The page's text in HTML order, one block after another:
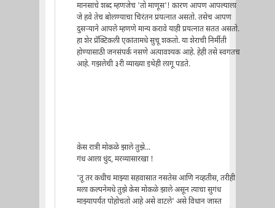
मानसाचे शब्द म्हणजेच 'तो माणूस'! कारण आपण आपल्याला
जे हवे तेच बोलण्याचा चिरंतन प्रयत्नात असतो. तसेच आपण
दुसर्‍याने आपले म्हणणे मान्य करावे याही प्रयत्नात सतत असतो.
हा शेर प्रॅक्टिकली एकांतामधे सुचू शकतो. या शेराची निर्मीती
होण्यासाठी जनसंपर्क नसणे अत्यावश्यक आहे. हेही तसे स्वगतच
आहे. गझलेची ३री व्याख्या इथेही लागू पडते.
केस रात्री मोकळे झाले तुझे...
गंध आला धुंद, मरव्यासारखा !
'तू तर कधीच माझ्या सहवासात नसतेस आणि नव्हतीस, तरीही
मला कल्पनेमधे तुझे केस मोकळे झाले असून त्याचा सुगंध
माझ्यापर्यंत पोहोचतो आहे असे वाटले' असे विधान जास्त